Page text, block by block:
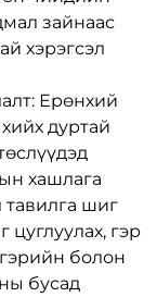
зайнаас
хэрэгсэл
Ерөнхий
дуртай
хашлага
шиг
гэр
болон
бусад